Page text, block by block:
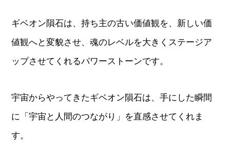
ギベオン隕石は、持ち主の古い価値観を、新しい価
値観へと変貌させ、魂のレベルを大きくステージア
ップさせてくれるパワーストーンです。
宇宙からやってきたギベオン隕石は、手にした瞬間
に「宇宙と人間のつながり」を直感させてくれま
す。